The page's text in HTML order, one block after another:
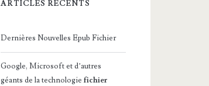
ARTICLES RÉCENTS
Dernières Nouvelles Epub Fichier
Google, Microsoft et d’autres
géants de la technologiefichier